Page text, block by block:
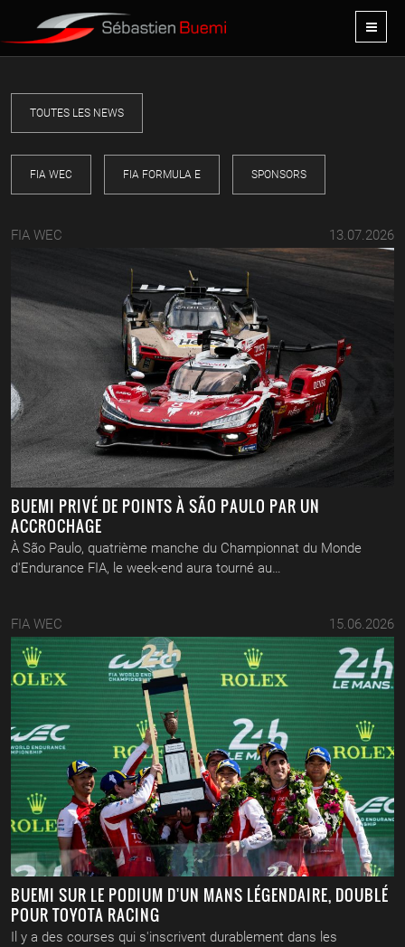
TOUTES LES NEWS
FIA WEC FIA FORMULA E SPONSORS
FIA WEC 13.07.2026
BUEMI PRIVÉ DE POINTS À SÃO PAULO PAR UN
ACCROCHAGE
À São Paulo, quatrième manche du Championnat du Monde
d'Endurance FIA, le week-end aura tourné au…
FIA WEC 15.06.2026
BUEMI SUR LE PODIUM D'UN MANS LÉGENDAIRE, DOUBLÉ
POUR TOYOTA RACING
Il y a des courses qui s'inscrivent durablement dans les